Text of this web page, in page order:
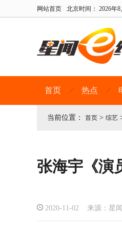
网站首页 北京时间： 2026年
首页 热点
当前位置： 首页 > 综艺
张海宇《演
2020-11-02 来源：星